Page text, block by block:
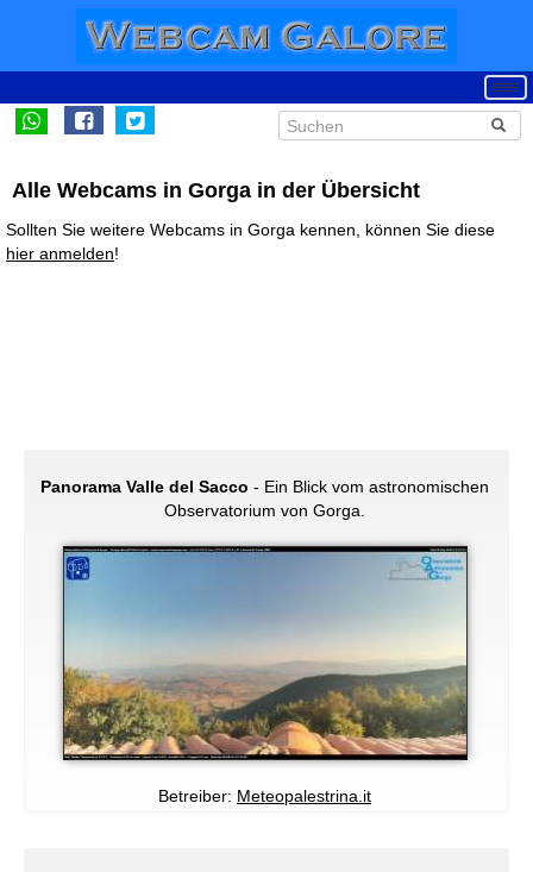
Alle Webcams in Gorga in der Übersicht
Sollten Sie weitere Webcams in Gorga kennen, können Sie diese
hier anmelden!
Panorama Valle del Sacco - Ein Blick vom astronomischen
Observatorium von Gorga.
Betreiber: Meteopalestrina.it